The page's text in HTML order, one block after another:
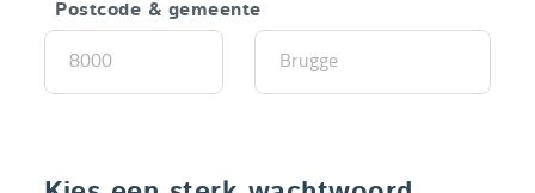
Postcode & gemeente